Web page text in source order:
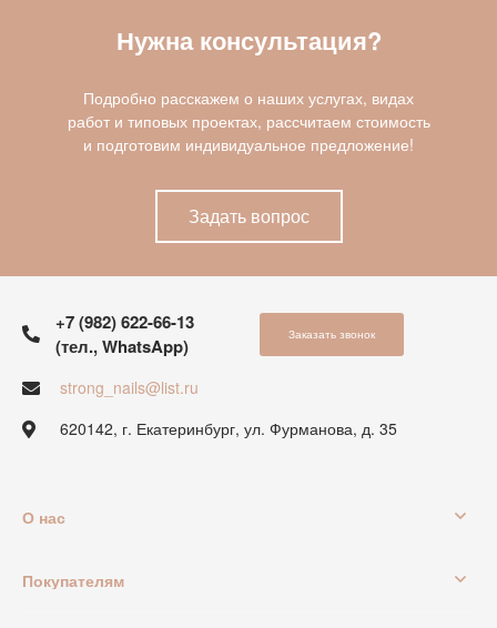
Нужна консультация?
Подробно расскажем о наших услугах, видах
работ и типовых проектах, рассчитаем стоимость
и подготовим индивидуальное предложение!
Задать вопрос
+7 (982) 622-66-13
(тел., WhatsApp)
Заказать звонок
strong_nails@list.ru
620142, г. Екатеринбург, ул. Фурманова, д. 35
О нас
Покупателям